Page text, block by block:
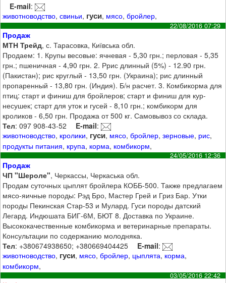
E-mail:
животноводство,свиньи, гуси, мясо,бройлер,
22/08/2016 07:29
Продаж
МТН Трейд, с. Тарасовка, Київська обл.
Продаем: 1. Крупы весовые: ячневая - 5,30 грн.; перловая - 5,35
грн.; пшеничная - 4,90 грн. 2. Ррис длинный (5%) - 12.90 грн.
(Пакистан); рис круглый - 13,50 грн. (Украина); рис длинный
пропаренный - 13,80 грн. (Индия). Б/н расчет. 3. Комбикорма для
птиц: старт и финиш для бройлеров; старт и финиш для кур-
несушек; старт для уток и гусей - 8,10 грн.; комбикорм для
кроликов - 6,50 грн. Продажа от 500 кг. Самовывоз со склада.
Тел: 097 908-43-52 E-mail:
животноводство, кролики, гуси, мясо,бройлер,зерновые, рис,
продукты питания, крупа, корма, комбикорм,
24/05/2016 12:36
Продаж
ЧП "Шероле", Черкассы, Черкаська обл.
Продам суточных цыплят бройлера КОББ-500. Также предлагаем
мясо-яичные породы: Рэд Бро, Мастер Грей и Гриз Бар. Утки
породы Пекинская Стар-53 и Мулард. Гуси породы датский
Легард. Индюшата БИГ-6М, БЮТ 8. Доставка по Украине.
Высококачественные комбикорма и ветеринарные препараты.
Консультации по содержанию молодняка.
Тел: +380674938650; +380669404425 E-mail:
животноводство, гуси, мясо,бройлер, цыплята, корма,
комбикорм,
03/05/2016 22:42